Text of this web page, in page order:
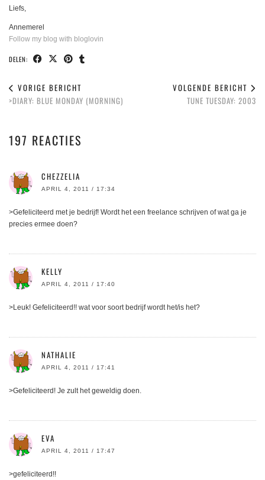
Liefs,
Annemerel
Follow my blog with bloglovin
DELEN:
VORIGE BERICHT
>DIARY: BLUE MONDAY (MORNING)
VOLGENDE BERICHT
TUNE TUESDAY: 2003
197 REACTIES
CHEZZELIA
APRIL 4, 2011 / 17:34
>Gefeliciteerd met je bedrijf! Wordt het een freelance schrijven of wat ga je
precies ermee doen?
KELLY
APRIL 4, 2011 / 17:40
>Leuk! Gefeliciteerd!! wat voor soort bedrijf wordt het/is het?
NATHALIE
APRIL 4, 2011 / 17:41
>Gefeliciteerd! Je zult het geweldig doen.
EVA
APRIL 4, 2011 / 17:47
>gefeliciteerd!!